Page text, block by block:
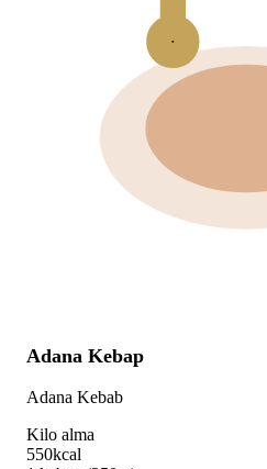
Adana Kebap
Adana Kebab
Kilo alma
550kcal